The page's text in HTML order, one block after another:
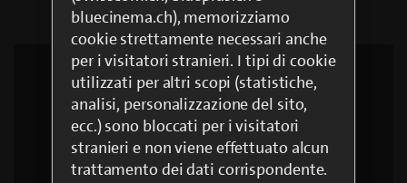
Cinema
Creare un nuovo login
Crea login
bluecinema.ch), memorizziamo
cookie strettamente necessari anche
per i visitatori stranieri. I tipi di cookie
utilizzati per altri scopi (statistiche,
analisi, personalizzazione del sito,
ecc.) sono bloccati per i visitatori
stranieri e non viene effettuato alcun
trattamento dei dati corrispondente.